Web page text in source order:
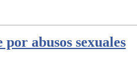
abusos sexuales